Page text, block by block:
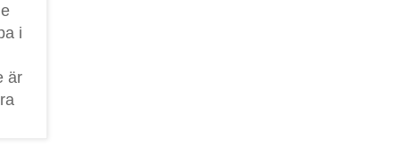
i
är